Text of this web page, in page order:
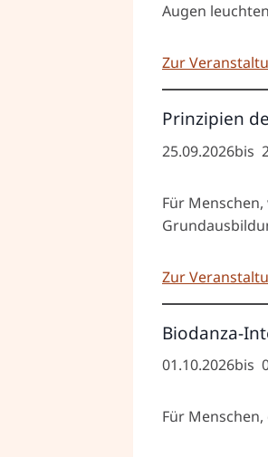
Augen
Zur
Prinzipien
25.09.2026bis
Für
Zur
Biodanza-
01.10.2026bis
Für